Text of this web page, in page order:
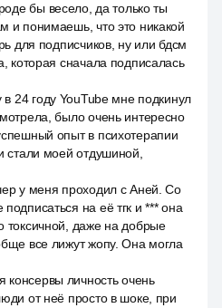
бы весело, да только ты
и понимаешь, что это никакой
для подписчиков, ну или бдсм
которая сначала подписалась
24 году YouTube мне подкинул
было очень интересно
опыт в психотерапии
стали моей отдушиной,
у меня проходил с Аней. Со
на её тгк и *** она
токсичной, даже на добрые
все лижут жопу. Она могла
консервы личность очень
от неё просто в шоке, при